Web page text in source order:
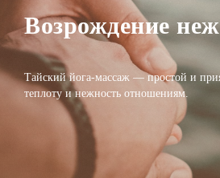
Возрождение
Тайский йога-массаж — простой и
теплоту и нежность отношениям.